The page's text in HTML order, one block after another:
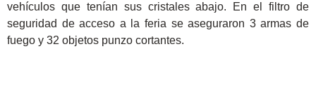
vehículos que tenían sus cristales abajo. En el filtro de
seguridad de acceso a la feria se aseguraron 3 armas de
fuego y 32 objetos punzo cortantes.